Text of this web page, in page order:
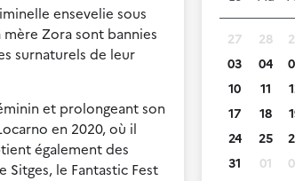
27 28
03
04
10
11
17
18
24
25
31
01
ensevelie sous
Zora sont bannies
surnaturels de leur
et prolongeant son
en 2020, où il
également des
le Fantastic Fest